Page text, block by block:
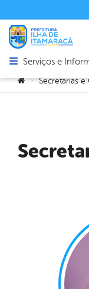
Abrir menu
Serviços e
Você está aqui:
> Secretarias e